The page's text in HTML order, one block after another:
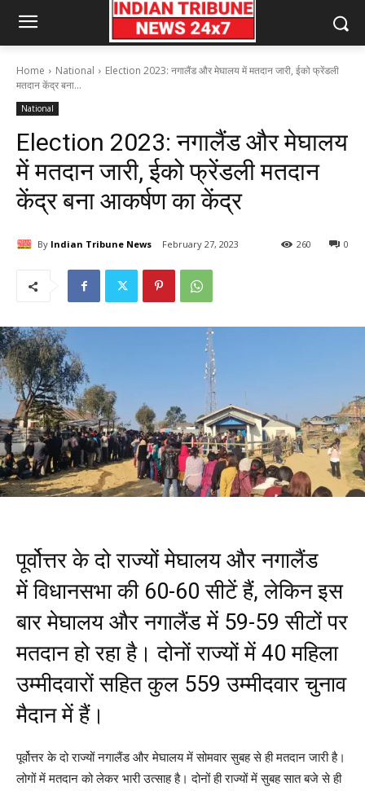
Home National
Election 2023: नगालैंड और मेघालय में मतदान जारी, ईको फ्रेंडली
मतदान केंद्र बना...
National
Election 2023: नगालैंड और मेघालय
में मतदान जारी, ईको फ्रेंडली मतदान
केंद्र बना आकर्षण का केंद्र
By Indian Tribune News February 27, 2023 0
260
पूर्वोत्तर के दो राज्यों मेघालय और नगालैंड
में विधानसभा की 60-60 सीटें हैं, लेकिन इस
बार मेघालय और नगालैंड में 59-59 सीटों पर
मतदान हो रहा है। दोनों राज्यों में 40 महिला
उम्मीदवारों सहित कुल 559 उम्मीदवार चुनाव
मैदान में हैं।
पूर्वोत्तर के दो राज्यों नगालैंड और मेघालय में सोमवार सुबह से ही मतदान जारी है।
लोगों में मतदान को लेकर भारी उत्साह है। दोनों ही राज्यों में सुबह सात बजे से ही